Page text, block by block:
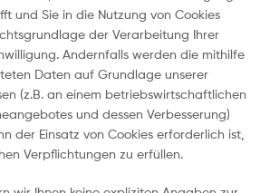
und Sie in die Nutzung von Cookies
der Verarbeitung Ihrer
Andernfalls werden die mithilfe
Daten auf Grundlage unserer
(z.B. an einem betriebswirtschaftlichen
und dessen Verbesserung)
der Einsatz von Cookies erforderlich ist,
Verpflichtungen zu erfüllen.